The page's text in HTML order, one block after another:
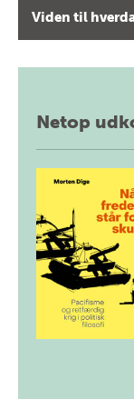
Viden til
Netop